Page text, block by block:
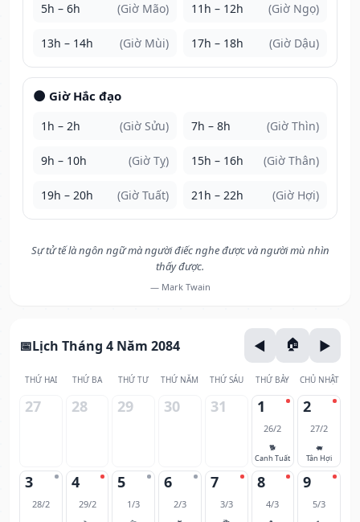
5h – 6h (Giờ Mão) 11h – 12h (Giờ Ngọ)
13h – 14h (Giờ Mùi) 17h – 18h (Giờ Dậu)
🌑 Giờ Hắc đạo
1h – 2h (Giờ Sửu) 7h – 8h (Giờ Thìn)
9h – 10h (Giờ Tỵ) 15h – 16h (Giờ Thân)
19h – 20h (Giờ Tuất) 21h – 22h (Giờ Hợi)
Sự tử tế là ngôn ngữ mà người điếc nghe được và người mù nhìn
thấy được.
— Mark Twain
Lịch Tháng 4 Năm 2084
THỨ HAI THỨ BA THỨ TƯ THỨ NĂM THỨ SÁU THỨ BẢY CHỦ NHẬT
27 28 29 30 31 1
26/2
🐕
Canh Tuất
2
27/2
🐖
Tân Hợi
3
28/2
4
29/2
5
1/3
6
2/3
7
3/3
8
4/3
9
5/3